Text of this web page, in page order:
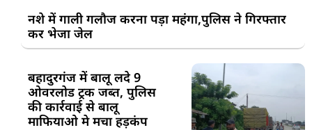
नशे में गाली गलौज करना पड़ा महंगा,पुलिस ने गिरफ्तार
कर भेजा जेल
बहादुरगंज में बालू लदे 9
ओवरलोड ट्रक जब्त, पुलिस
की कार्रवाई से बालू
माफियाओ मे मचा हड़कंप